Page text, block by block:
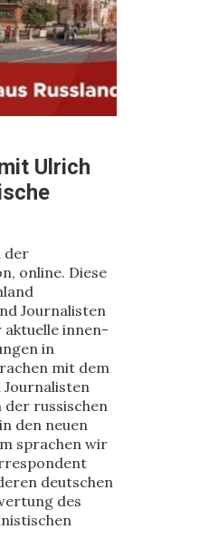
Ulrich
der
online. Diese
Journalisten
aktuelle innen-
in
mit dem
Journalisten
der russischen
den neuen
sprachen wir
deutschen
des